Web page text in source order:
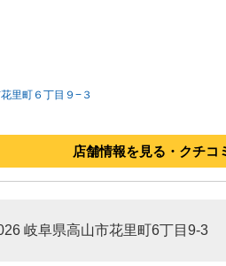
里町６丁目９−３
店舗情報を見る・クチコ
岐阜県高山市花里町6丁目9-3